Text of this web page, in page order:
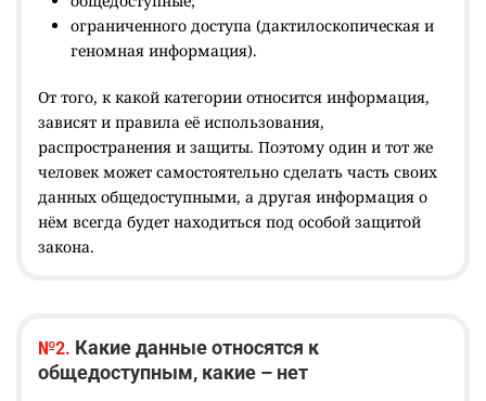
ограниченного доступа (дактилоскопическая и
геномная информация).
От того, к какой категории относится информация,
зависят и правила её использования,
распространения и защиты. Поэтому один и тот же
человек может самостоятельно сделать часть своих
данных общедоступными, а другая информация о
нём всегда будет находиться под особой защитой
закона.
№2. Какие данные относятся к
общедоступным, какие – нет